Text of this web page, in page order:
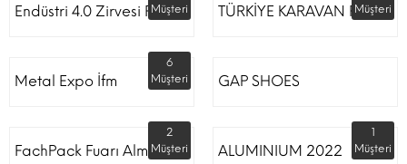
Endüstri 4.0 Zirvesi Fuarı
Müşteri
TÜRKİYE KARAVAN FUARI
Müşteri
Metal Expo İfm
6
Müşteri
GAP SHOES
FachPack Fuarı Almanya
2
Müşteri
ALUMINIUM 2022
1
Müşteri